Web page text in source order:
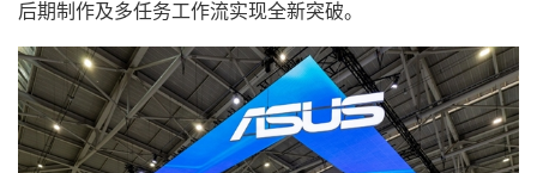
后期制作及多任务工作流实现全新突破。